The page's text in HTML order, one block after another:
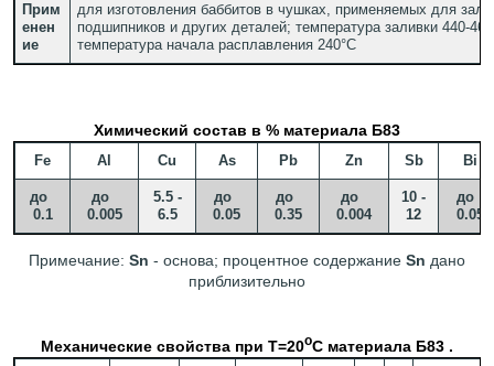
Прим
енен
ие
для изготовления баббитов в чушках, применяемых для
подшипников и других деталей; температура заливки 440-
температура начала расплавления 240°C
Химический состав в % материала Б83
Fe Al Cu As Pb Zn Sb Bi
до
0.1
до
0.005
5.5 -
6.5
до
0.05
до
0.35
до
0.004
10 -
12
до
0.05
Примечание: Sn - основа; процентное содержание Sn дано
приблизительно
Механические свойства при Т=20oС материала Б83 .